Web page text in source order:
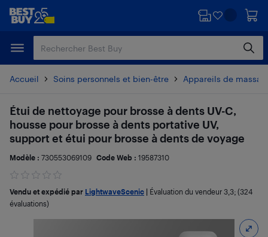
Passer
principal
Passer
Accueil Soins personnels et bien-être Appareils de
Étui de nettoyage pour brosse à dents UV-C,
housse pour brosse à dents portative UV,
support et étui pour brosse à dents de voyage
Modèle : 730553069109 Code Web : 19587310
Vendu et expédié par LightwaveScenic Évaluation du vendeur 3,3; (324
évaluations)